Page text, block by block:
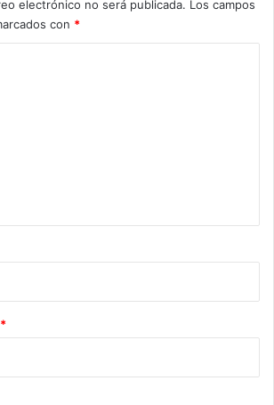
electrónico no será publicada. Los campos
con *
*